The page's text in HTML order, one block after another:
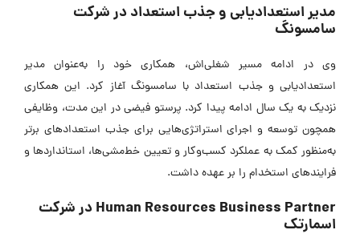
مدیر استعدادیابی و جذب استعداد در شرکت
سامسونگ
وی در ادامه مسیر شغلی‌اش، همکاری خود را به‌عنوان مدیر
استعدادیابی و جذب استعداد با سامسونگ آغاز کرد. این همکاری
نزدیک به یک سال ادامه پیدا کرد. پرستو فیضی در این مدت، وظایفی
همچون توسعه و اجرای استراتژی‌هایی برای جذب استعدادهای برتر
به‌منظور کمک به عملکرد کسب‌وکار و تعیین خط‌مشی‌ها، استانداردها و
فرایندهای استخدام را بر عهده داشت.
Human Resources Business Partner در شرکت
اسمارتک